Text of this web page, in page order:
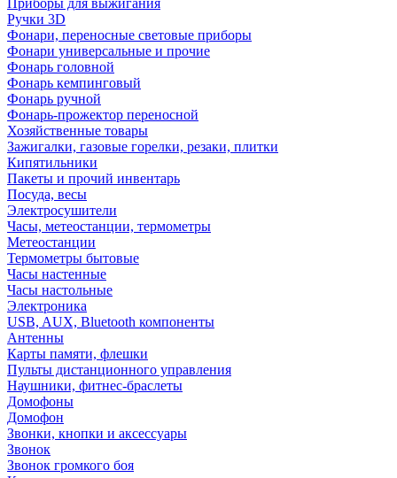
Приборы для выжигания
Ручки 3D
Фонари, переносные световые приборы
Фонари универсальные и прочие
Фонарь головной
Фонарь кемпинговый
Фонарь ручной
Фонарь-прожектор переносной
Хозяйственные товары
Зажигалки, газовые горелки, резаки, плитки
Кипятильники
Пакеты и прочий инвентарь
Посуда, весы
Электросушители
Часы, метеостанции, термометры
Метеостанции
Термометры бытовые
Часы настенные
Часы настольные
Электроника
USB, AUX, Bluetooth компоненты
Антенны
Карты памяти, флешки
Пульты дистанционного управления
Наушники, фитнес-браслеты
Домофоны
Домофон
Звонки, кнопки и аксессуары
Звонок
Звонок громкого боя